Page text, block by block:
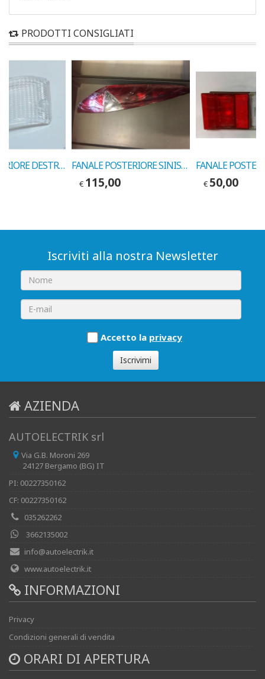
PRODOTTI CONSIGLIATI
GEMMA ANTERIORE DESTRA FIAT 127 PRIMA SERIE ->77 COD.10034023 FANALE POSTERIORE SINISTRO C-RM FIAT PUNTO 3P 2003-> COD. MARELLI 714028620723
€ 115,00 € 50,00
Iscriviti alla nostra Newsletter
Accetto la privacy
Iscrivimi
AZIENDA
AUTOELECTRIK srl
Via G.B. Moroni 269
24127 Bergamo (BG) IT
PI: 00227350162
CF: 00227350162
035262262
3662135002
info@autoelectrik.it
www.autoelectrik.it
INFORMAZIONI
Privacy
Condizioni generali di vendita
ORARI DI APERTURA